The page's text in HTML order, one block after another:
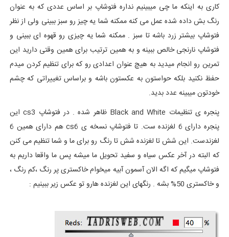
کاری به اینکه ما چی میبینیم نداره فتوشاپ بر اساس عددی که به عنوان
رنگ بش داده شده عمل می کنه ممکنه شما یه چیز رو سبز ببینی ولی از نظر
فتوشاپ بیشتر زرد باشه تا سبز . ممکنه شما یه چیزی رو قهوه ای ببینی و
فتوشاپ نارنجی خالص ببینه و به همین ترتیب برای همین وقتی دارید این
تمرین رو انجام میدید به هیچ عنوان اعدادی رو که برای تنظیم کردن میدم
حفظ نکنید بلکه حواستون به عکستون باشه و براساس تغییراتی که چشم
خودتون میبینه عدد بدید.
پنجره ی تنظیمات Black and White ظاهر شده . در فتوشاپ cs3 این
پنجره دارای 6 لغزنده ست. تا فتوشاپ نسخه ی cs6 هم دارای همین 6
لغزندست. این شش تا لغزنده شش تا رنگ رو برای ما و شما تنظیم می کنن
که البته در آخر عکس سیاه و سفید تحویل ما میشه پس ما واقعا داریم به
فتوشاپ میگیم که اگه الان آسمون آبیه میخوام خاکستری پر رنگ ،کم رنگ ،
و خاکستری 50% بشه . رنگهای این لغزنده هارو تو عکس زیر ببینیم :